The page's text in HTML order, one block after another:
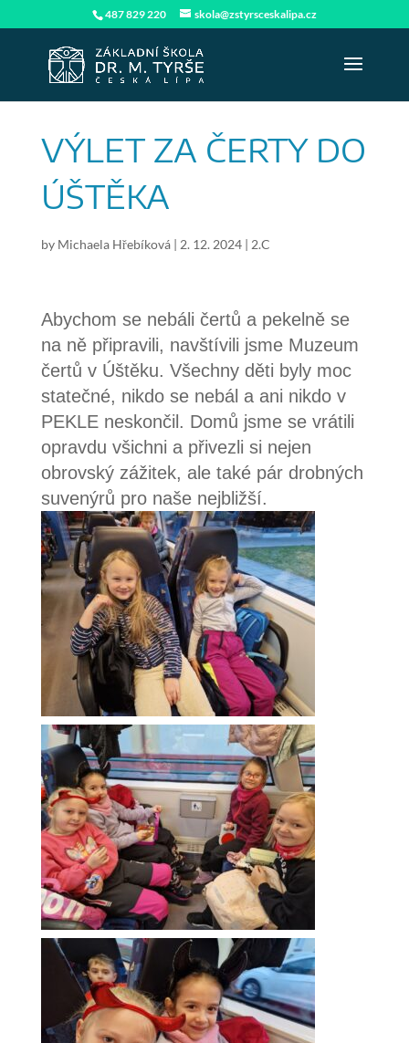
487 829 220 skola@zstyrsceskalipa.cz
VÝLET ZA ČERTY DO
ÚŠTĚKA
by Michaela Hřebíková| 2. 12. 2024| 2.C
Abychom se nebáli čertů a pekelně se
na ně připravili, navštívili jsme Muzeum
čertů v Úštěku. Všechny děti byly moc
statečné, nikdo se nebál a ani nikdo v
PEKLE neskončil. Domů jsme se vrátili
opravdu všichni a přivezli si nejen
obrovský zážitek, ale také pár drobných
suvenýrů pro naše nejbližší.